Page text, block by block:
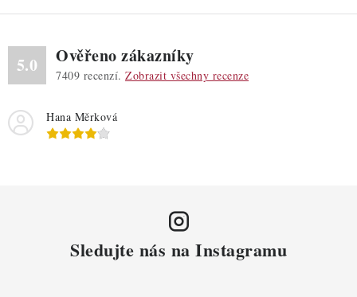
5.0 Ověřeno zákazníky
7409 recenzí. Zobrazit všechny recenze
Hana Měrková
Sledujte nás na Instagramu